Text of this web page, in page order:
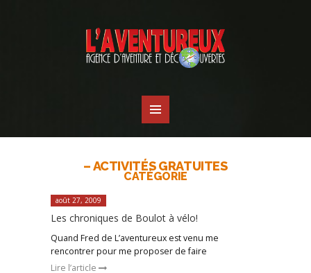
– ACTIVITÉS GRATUITES
CATÉGORIE
août 27, 2009
Les chroniques de Boulot à vélo!
Quand Fred de L’aventureux est venu me
rencontrer pour me proposer de faire
Lire l’article